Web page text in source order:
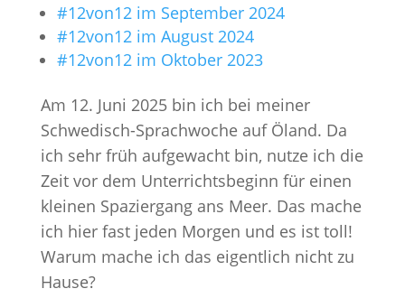
#12von12 im September 2024
#12von12 im August 2024
#12von12 im Oktober 2023
Am 12. Juni 2025 bin ich bei meiner
Schwedisch-Sprachwoche auf Öland. Da
ich sehr früh aufgewacht bin, nutze ich die
Zeit vor dem Unterrichtsbeginn für einen
kleinen Spaziergang ans Meer. Das mache
ich hier fast jeden Morgen und es ist toll!
Warum mache ich das eigentlich nicht zu
Hause?